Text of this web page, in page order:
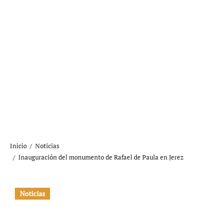
Inicio
Noticias
Inauguración del monumento de Rafael de Paula en Jerez
Noticias